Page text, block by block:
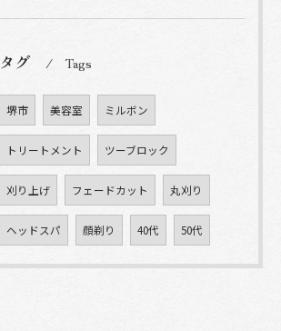
タグ Tags
堺市 美容室 ミルボン
トリートメント ツーブロック
刈り上げ フェードカット 丸刈り
ヘッドスパ 顔剃り 40代 50代